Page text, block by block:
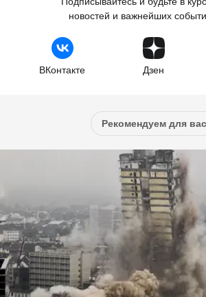
новостей и важнейших
ВКонтакте Дзен
Рекомендуем для вас